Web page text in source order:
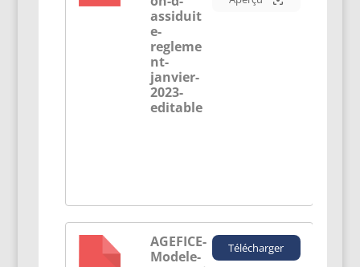
assiduit
e-
regleme
nt-
janvier-
2023-
editable
AGEFICE-
Modele-
Télécharger